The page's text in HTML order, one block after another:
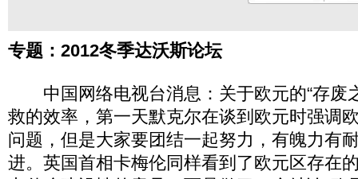
专题：2012冬季达沃斯论坛
中国网络电视台消息：关于欧元的“存废
救的效率，第一天默克尔在谈到欧元时强调
问题，但是大家要团结一起努力，有魄力有
进。英国首相卡梅伦同样看到了欧元区存在